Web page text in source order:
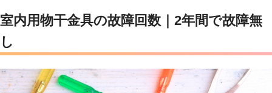
室内用物干金具の故障回数｜2年間で故障無
し